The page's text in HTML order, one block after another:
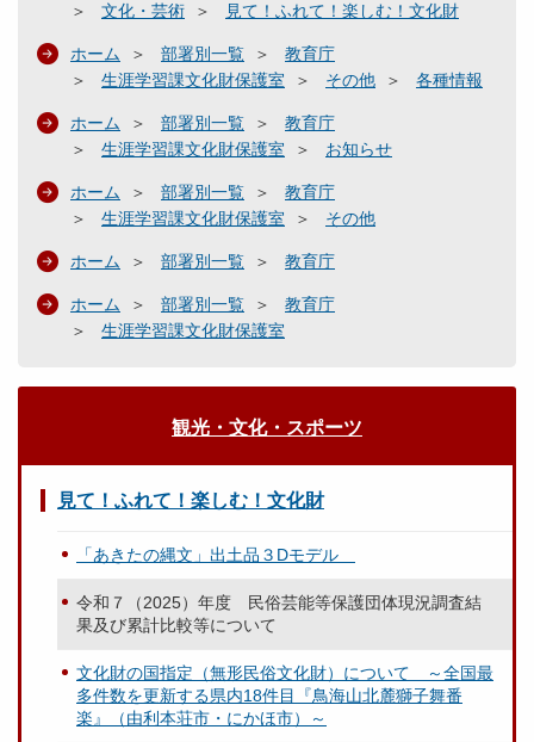
文化・芸術
見て！ふれて！楽しむ！文化財
ホーム 部署別一覧
教育庁
生涯学習課文化財保護室
その他 各種情報
ホーム 部署別一覧
教育庁
生涯学習課文化財保護室
お知らせ
ホーム 部署別一覧
教育庁
生涯学習課文化財保護室
その他
ホーム 部署別一覧 教育庁
ホーム 部署別一覧
教育庁
生涯学習課文化財保護室
観光・文化・スポーツ
見て！ふれて！楽しむ！文化財
「あきたの縄文」出土品３Dモデル
令和７（2025）年度 民俗芸能等保護団体現況調査結
果及び累計比較等について
文化財の国指定（無形民俗文化財）について ～全国最
多件数を更新する県内18件目『鳥海山北麓獅子舞番
楽』（由利本荘市・にかほ市）～